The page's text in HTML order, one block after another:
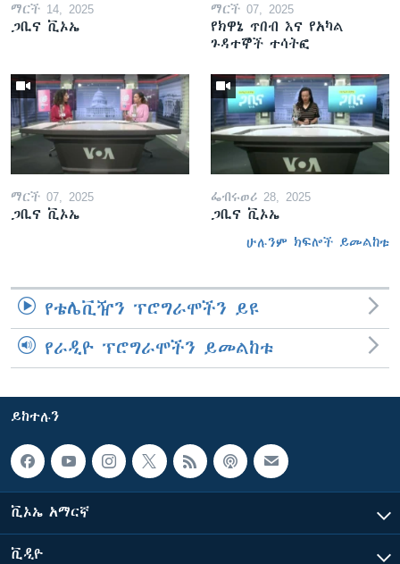
ማርች 14, 2025
ጋቢና ቪኦኤ
ማርች 07, 2025
የክዋኔ ጥበብ እና የአካል
ጉዳተኞች ተሳትፎ
ማርች 07, 2025
ጋቢና ቪኦኤ
ፌብሩወሪ 28, 2025
ጋቢና ቪኦኤ
ሁሉንም ክፍሎች ይመልከቱ
የቴሌቪዥን ፕሮግራሞችን ይዩ
የራዲዮ ፕሮግራሞችን ይመልከቱ
ይከተሉን
ቪኦኤ አማርኛ
ቪዲዮ